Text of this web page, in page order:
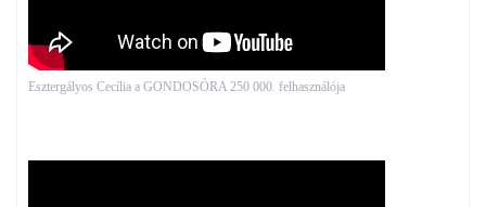
Esztergályos Cecília a GONDOSÓRA 250 000. felhasználója